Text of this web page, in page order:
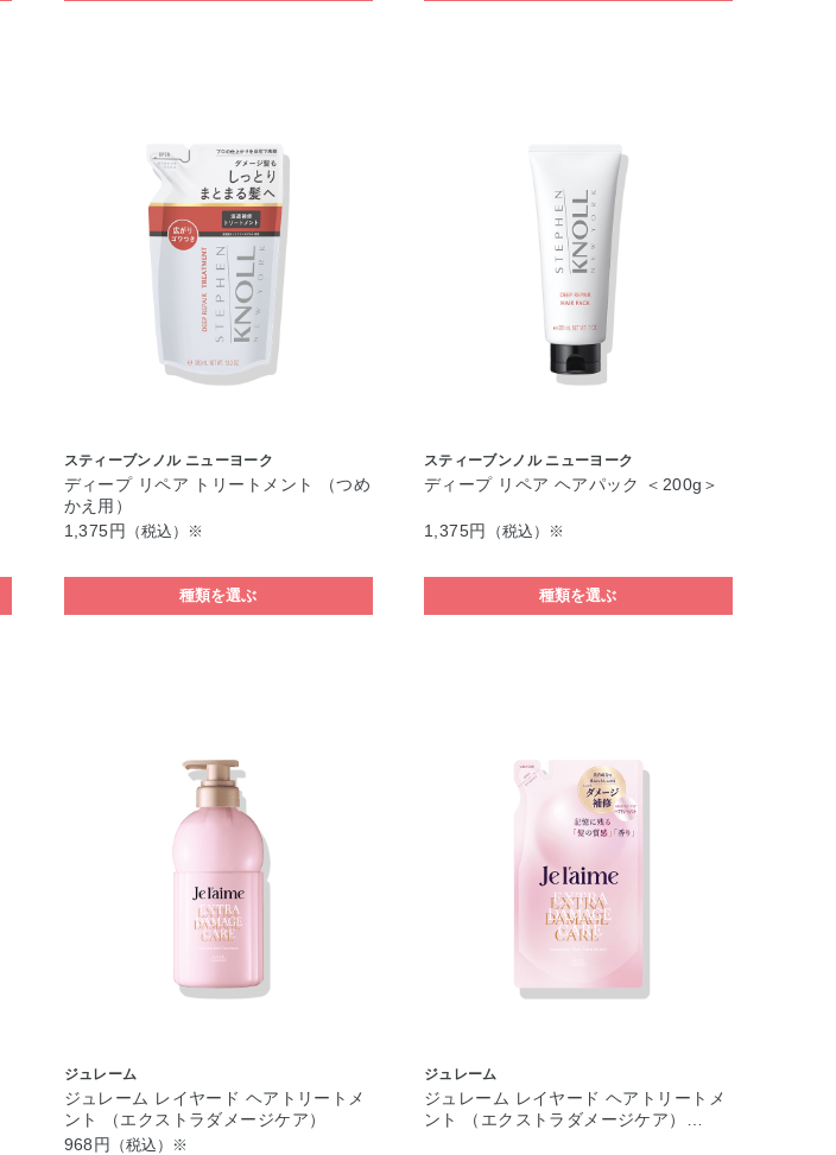
スティーブンノル ニューヨーク
ディープ リペア トリートメント （つめ
かえ用）
1,375円
（税込）※
種類を選ぶ
スティーブンノル ニューヨーク
ディープ リペア ヘアパック ＜200g＞
1,375円 （税込）※
種類を選ぶ
ジュレーム
ジュレーム レイヤード ヘアトリートメ
ント （エクストラダメージケア）
968円
（税込）※
ジュレーム
ジュレーム レイヤード ヘアトリートメ
ント （エクストラダメージケア）…